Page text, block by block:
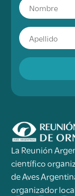
La Reunión
científico
de Aves
organizador